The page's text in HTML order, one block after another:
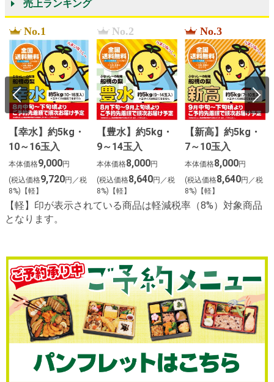
売上ランキング
No.1
【幸水】約5kg・
10～16玉入
本体価格9,000円
(税込価格9,720円／税
8%)【軽】
No.2
【豊水】約5kg・
9～14玉入
本体価格8,000円
(税込価格8,640円／税
8%)【軽】
No.3
【新高】約5kg・
7～10玉入
本体価格8,000円
(税込価格8,640円／税
8%)【軽】
【軽】印が表示されている商品は軽減税率（8%）対象商品
となります。